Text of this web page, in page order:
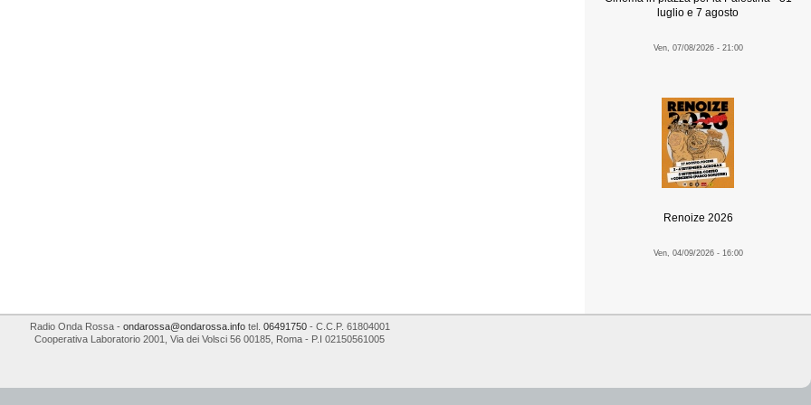
luglio e 7 agosto
Ven, 07/08/2026 - 21:00
Renoize 2026
Ven, 04/09/2026 - 16:00
Radio Onda Rossa- ondarossa@ondarossa.infotel. 06491750- C.C.P. 61804001
Cooperativa Laboratorio 2001
Via dei Volsci 56 00185 Roma - P.I 02150561005